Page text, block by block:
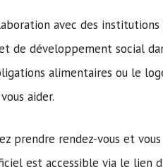
avec des
de développement social
alimentaires ou le
aider.
prendre rendez-vous et
est accessible via le lien